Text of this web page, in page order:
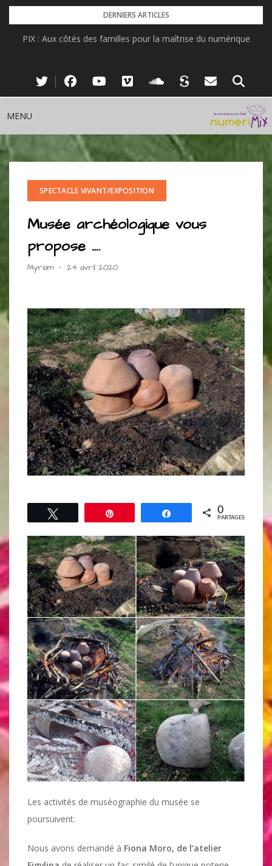
Skip
content
DERNIERS ARTICLES
PIX : Aux côtés des familles pour la maîtrise du numérique
MENU
SPECTACLE VIVANT/EXPOSITION
Musée archéologique vous
propose ….
Myriam - 24 avril 2020
Partagez 0
PARTAGES
Les activités de muséographie du musée se
poursuivent.
Nous avons demandé à Fiona Moro, de l’atelier